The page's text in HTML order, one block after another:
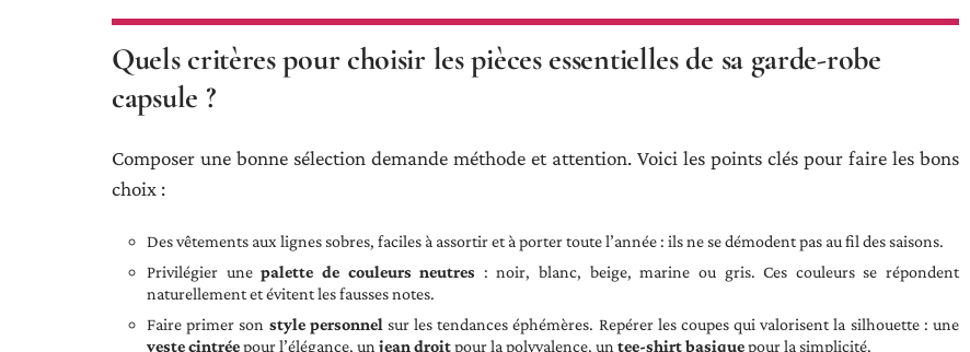
Quels critères pour choisir les pièces essentielles de sa garde-robe
capsule ?
Composer une bonne sélection demande méthode et attention. Voici les points clés pour faire les bons
choix :
Des vêtements aux lignes sobres, faciles à assortir et à porter toute l’année : ils ne se démodent pas au fil des saisons.
Privilégier unepalette de couleurs neutres : noir, blanc, beige, marine ou gris. Ces couleurs se répondent
naturellement et évitent les fausses notes.
Faire primer son style personnel sur les tendances éphémères. Repérer les coupes qui valorisent la silhouette : une
veste cintréepour l’élégance, un jean droitpour la polyvalence, un tee-shirt basiquepour la simplicité.